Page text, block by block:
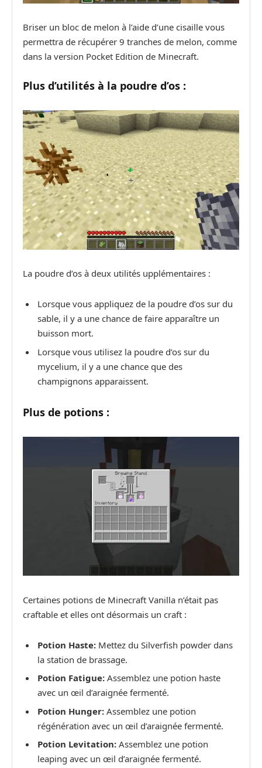
Briser un bloc de melon à l’aide d’une cisaille vous
permettra de récupérer 9 tranches de melon, comme
dans la version Pocket Edition de Minecraft.
Plus d’utilités à la poudre d’os :
La poudre d’os à deux utilités upplémentaires :
Lorsque vous appliquez de la poudre d’os sur du
sable, il y a une chance de faire apparaître un
buisson mort.
Lorsque vous utilisez la poudre d’os sur du
mycelium, il y a une chance que des
champignons apparaissent.
Plus de potions :
Certaines potions de Minecraft Vanilla n’était pas
craftable et elles ont désormais un craft :
Potion Haste: Mettez du Silverfish powder dans
la station de brassage.
Potion Fatigue: Assemblez une potion haste
avec un œil d’araignée fermenté.
Potion Hunger: Assemblez une potion
régénération avec un œil d’araignée fermenté.
Potion Levitation: Assemblez une potion
leaping avec un œil d’araignée fermenté.